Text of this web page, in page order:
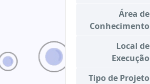
Área de
Conhecimento
Local de
Execução
Tipo de Projeto